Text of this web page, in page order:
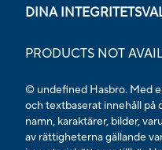
DINA
PRODUCTS NOT
© undefined Hasbro. Med
och textbaserat innehåll på
namn, karaktärer, bilder,
av rättigheterna gällande